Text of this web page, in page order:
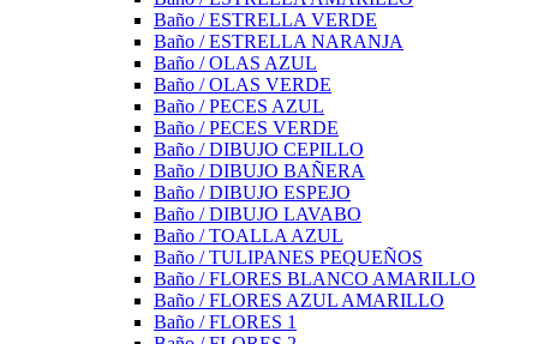
Baño / ESTRELLA VERDE
Baño / ESTRELLA NARANJA
Baño / OLAS AZUL
Baño / OLAS VERDE
Baño / PECES AZUL
Baño / PECES VERDE
Baño / DIBUJO CEPILLO
Baño / DIBUJO BAÑERA
Baño / DIBUJO ESPEJO
Baño / DIBUJO LAVABO
Baño / TOALLA AZUL
Baño / TULIPANES PEQUEÑOS
Baño / FLORES BLANCO AMARILLO
Baño / FLORES AZUL AMARILLO
Baño / FLORES 1